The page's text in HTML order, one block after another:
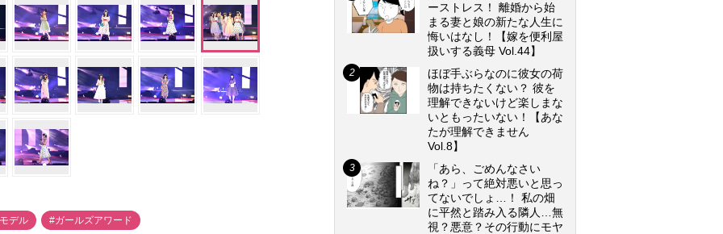
デル #ガールズアワード
ーストレス！ 離婚から始
まる妻と娘の新たな人生に
悔いはなし！【嫁を便利屋
扱いする義母 Vol.44】
ほぼ手ぶらなのに彼女の荷
物は持ちたくない？ 彼を
理解できないけど楽しまな
いともったいない！【あな
たが理解できません
Vol.8】
「あら、ごめんなさい
ね？」って絶対悪いと思っ
てないでしょ…！ 私の畑
に平然と踏み入る隣人…無
視？悪意？その行動にモヤ